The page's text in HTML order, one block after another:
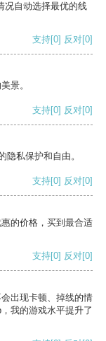
况自动选择最优的线
支持[0] 反对[0]
景。
支持[0] 反对[0]
私保护和自由。
支持[0] 反对[0]
的价格，买到最合适
支持[0] 反对[0]
出现卡顿、掉线的情
我的游戏水平提升了